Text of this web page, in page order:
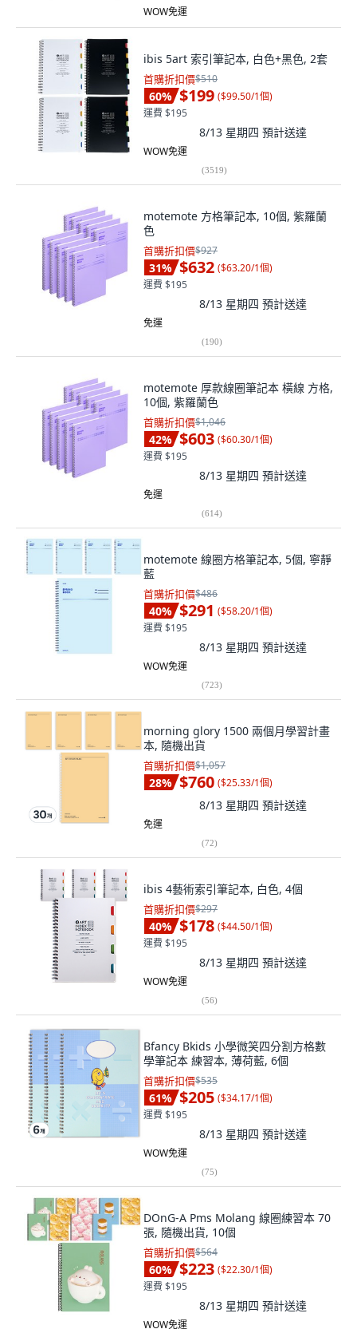
WOW免運
ibis 5art 索引筆記本, 白色+黑色, 2套
首購折扣價$510
60% $199 ($99.50/1個)
運費 $195
8/13 星期四 預計送達
WOW免運
(3519)
motemote 方格筆記本, 10個, 紫羅蘭
色
首購折扣價$927
31% $632 ($63.20/1個)
運費 $195
8/13 星期四 預計送達
免運
(190)
motemote 厚款線圈筆記本 橫線 方格,
10個, 紫羅蘭色
首購折扣價$1,046
42% $603 ($60.30/1個)
運費 $195
8/13 星期四 預計送達
免運
(614)
motemote 線圈方格筆記本, 5個, 寧靜
藍
首購折扣價$486
40% $291 ($58.20/1個)
運費 $195
8/13 星期四 預計送達
WOW免運
(723)
morning glory 1500 兩個月學習計畫
本, 隨機出貨
首購折扣價$1,057
28% $760 ($25.33/1個)
8/13 星期四 預計送達
免運
(72)
ibis 4藝術索引筆記本, 白色, 4個
首購折扣價$297
40% $178 ($44.50/1個)
運費 $195
8/13 星期四 預計送達
WOW免運
(56)
Bfancy Bkids 小學微笑四分割方格數
學筆記本 練習本, 薄荷藍, 6個
首購折扣價$535
61% $205 ($34.17/1個)
運費 $195
8/13 星期四 預計送達
WOW免運
(75)
DOnG-A Pms Molang 線圈練習本 70
張, 隨機出貨, 10個
首購折扣價$564
60% $223 ($22.30/1個)
運費 $195
8/13 星期四 預計送達
WOW免運